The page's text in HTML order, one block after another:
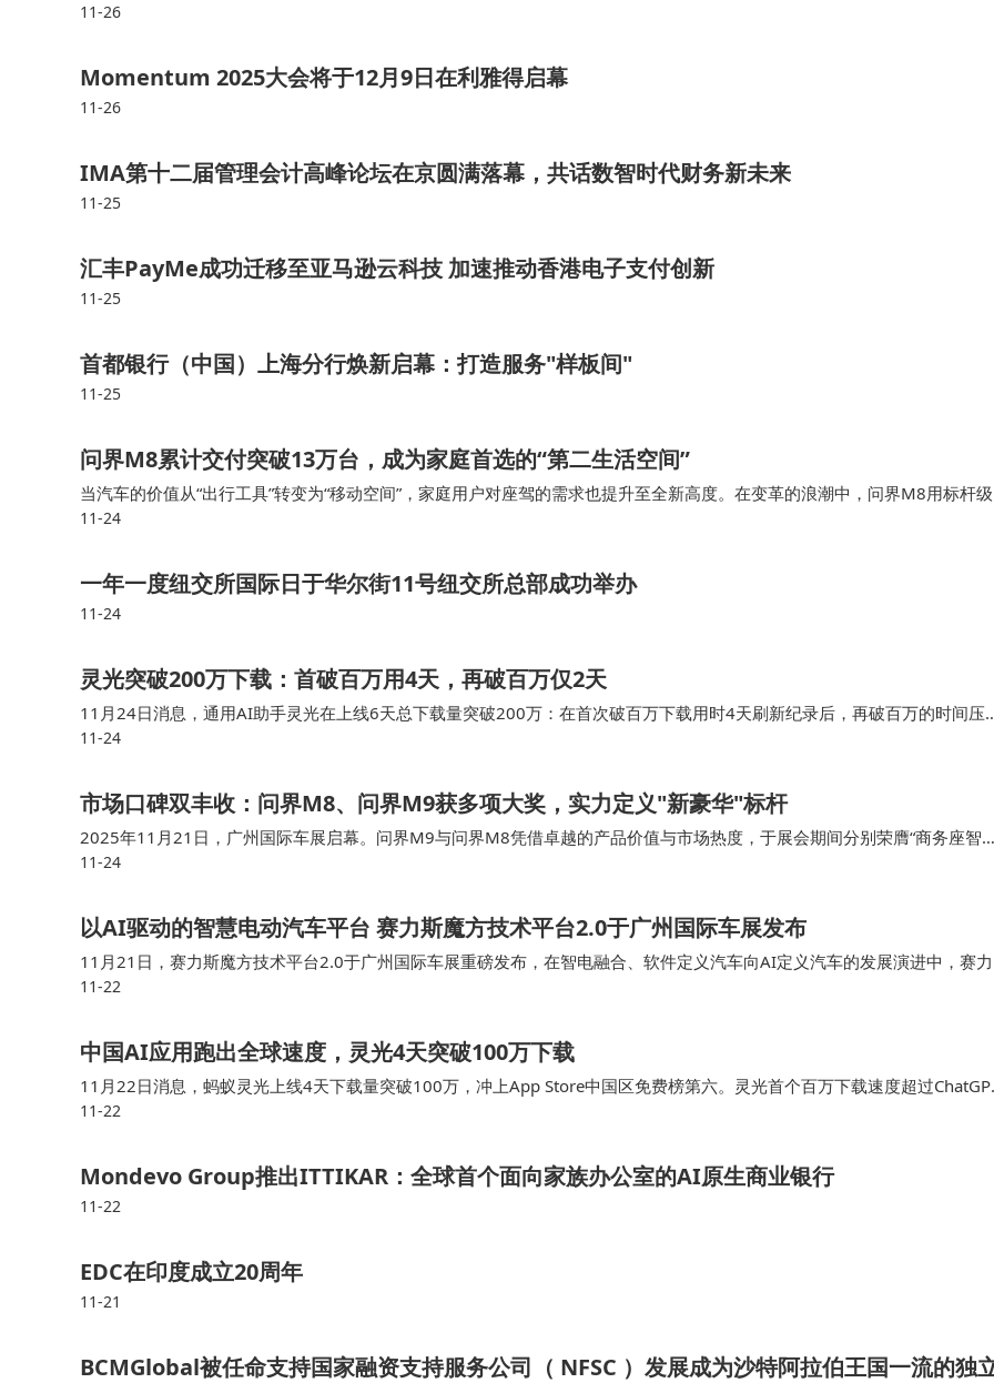
11-26
Momentum 2025大会将于12月9日在利雅得启幕
11-26
IMA第十二届管理会计高峰论坛在京圆满落幕，共话数智时代财务新未来
11-25
汇丰PayMe成功迁移至亚马逊云科技 加速推动香港电子支付创新
11-25
首都银行（中国）上海分行焕新启幕：打造服务"样板间"
11-25
问界M8累计交付突破13万台，成为家庭首选的“第二生活空间”
当汽车的价值从“出行工具”转变为“移动空间”，家庭用户对座驾的需求也提升至全新高度。在变革的浪潮中，问界M8用标杆级
市场表现，给出了用户购车新选项：累计交付突破13万台，连续5个月稳居40万元以上车型销量标杆，成为高端家庭出行首选
11-24
一年一度纽交所国际日于华尔街11号纽交所总部成功举办
11-24
灵光突破200万下载：首破百万用4天，再破百万仅2天
11月24日消息，通用AI助手灵光在上线6天总下载量突破200万：在首次破百万下载用时4天刷新纪录后，再破百万的时间压
到了2天，持续领跑全球AI产品的下载增速度。目前，灵光在App Store中国区免费应用榜单中维持第六位，App Store中国区
11-24
市场口碑双丰收：问界M8、问界M9获多项大奖，实力定义"新豪华"标杆
2025年11月21日，广州国际车展启幕。问界M9与问界M8凭借卓越的产品价值与市场热度，于展会期间分别荣膺“商务座智
车”与“年度车”等多项权威大奖。此番佳绩，不仅是对其产品力的高度肯定，更标志着问界所倡导的“新豪华”理念，已获得市场
11-24
以AI驱动的智慧电动汽车平台 赛力斯魔方技术平台2.0于广州国际车展发布
11月21日，赛力斯魔方技术平台2.0于广州国际车展重磅发布，在智电融合、软件定义汽车向AI定义汽车的发展演进中，赛力
斯魔方平台进行了全新的升级与迭代，进入了2.0时代。本次赛力斯魔方技术平台2.0的发布，不仅是问界技术体系的一次全新
11-22
中国AI应用跑出全球速度，灵光4天突破100万下载
11月22日消息，蚂蚁灵光上线4天下载量突破100万，冲上App Store中国区免费榜第六。灵光首个百万下载速度超过ChatGP
T、Sora2、DeepSeek等全球主流AI产品，成为2025年底表现最亮眼的一款通用AI助手。中国AI再一次跑出全球速度。灵光
11-22
Mondevo Group推出ITTIKAR：全球首个面向家族办公室的AI原生商业银行
11-22
EDC在印度成立20周年
11-21
BCMGlobal被任命支持国家融资支持服务公司（ NFSC ）发展成为沙特阿拉伯王国一流的独